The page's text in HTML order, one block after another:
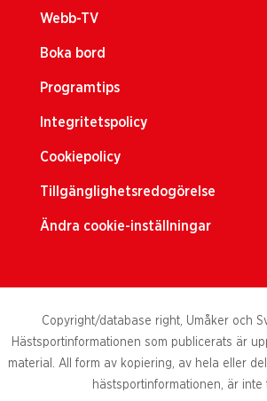
Webb-TV
Boka bord
Programtips
Integritetspolicy
Cookiepolicy
Tillgänglighetsredogörelse
Ändra cookie-inställningar
Copyright/database right, Umåker och
Hästsportinformationen som publicerats är
material. All form av kopiering, av hela eller
hästsportinformationen, är inte